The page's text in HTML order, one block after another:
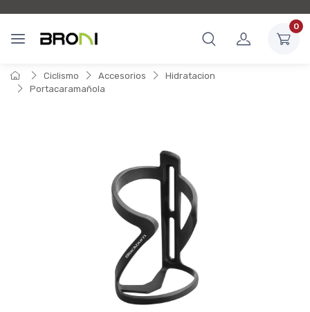
0
Ciclismo Accesorios
Hidratacion
Portacaramañola